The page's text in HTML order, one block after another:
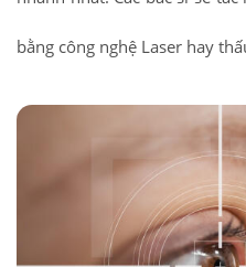
bằng công nghệ Laser hay